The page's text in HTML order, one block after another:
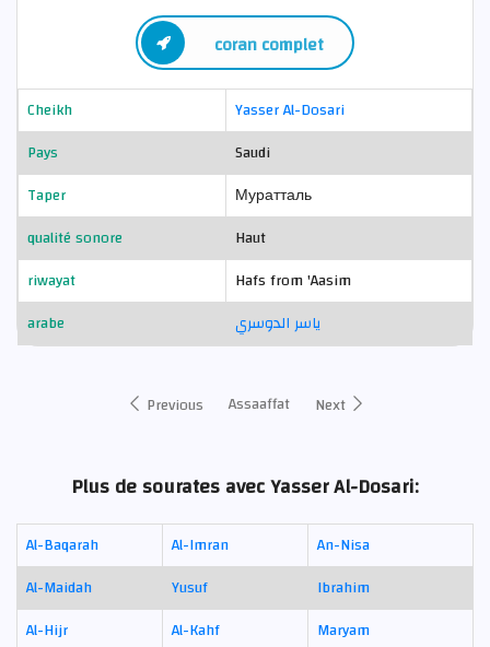
coran complet
Cheikh
Yasser Al-Dosari
Pays
Saudi
Taper
Муратталь
qualité sonore
Haut
riwayat
Hafs from 'Aasim
arabe
ياسر الدوسري
Previous Assaaffat Next
Plus de sourates avec Yasser Al-Dosari:
Al-Baqarah Al-Imran
An-Nisa
Al-Maidah
Yusuf
Ibrahim
Al-Hijr
Al-Kahf
Maryam